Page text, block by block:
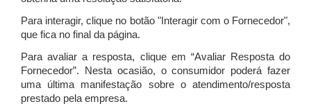
Para interagir, clique no botão "Interagir com o Fornecedor",
que fica no final da página.
Para avaliar a resposta, clique em “Avaliar Resposta do
Fornecedor”. Nesta ocasião, o consumidor poderá fazer
uma última manifestação sobre o atendimento/resposta
prestado pela empresa.